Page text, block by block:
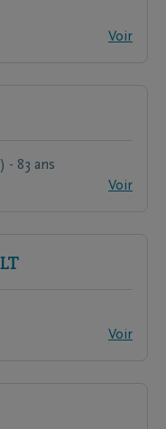
Voir
- 83 ans
Voir
Voir